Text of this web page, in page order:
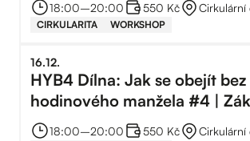
18:00–⁠20:00 550 Kč Cirkulární
CIRKULARITA WORKSHOP
16.12.
HYB4 Dílna: Jak se obejít bez
hodinového manžela #4 |
instalatérské práce
18:00–⁠20:00 550 Kč Cirkulární